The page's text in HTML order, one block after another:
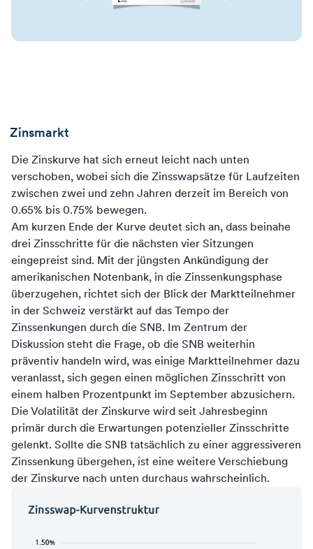
Zinsmarkt
Die Zinskurve hat sich erneut leicht nach unten
verschoben, wobei sich die Zinsswapsätze für Laufzeiten
zwischen zwei und zehn Jahren derzeit im Bereich von
0.65% bis 0.75% bewegen.
Am kurzen Ende der Kurve deutet sich an, dass beinahe
drei Zinsschritte für die nächsten vier Sitzungen
eingepreist sind. Mit der jüngsten Ankündigung der
amerikanischen Notenbank, in die Zinssenkungsphase
überzugehen, richtet sich der Blick der Marktteilnehmer
in der Schweiz verstärkt auf das Tempo der
Zinssenkungen durch die SNB. Im Zentrum der
Diskussion steht die Frage, ob die SNB weiterhin
präventiv handeln wird, was einige Marktteilnehmer dazu
veranlasst, sich gegen einen möglichen Zinsschritt von
einem halben Prozentpunkt im September abzusichern.
Die Volatilität der Zinskurve wird seit Jahresbeginn
primär durch die Erwartungen potenzieller Zinsschritte
gelenkt. Sollte die SNB tatsächlich zu einer aggressiveren
Zinssenkung übergehen, ist eine weitere Verschiebung
der Zinskurve nach unten durchaus wahrscheinlich.